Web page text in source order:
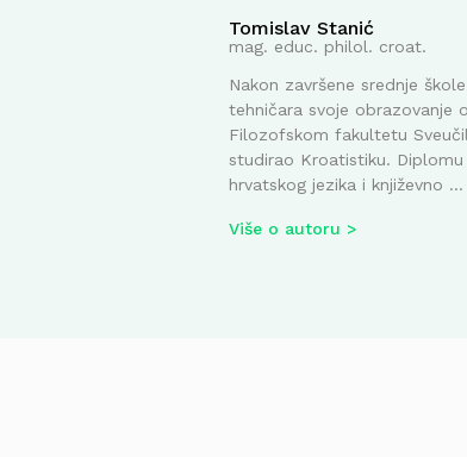
Tomislav Stanić
mag. educ. philol. croat.
Nakon završene srednje
tehničara svoje obrazovanje
Filozofskom fakultetu
studirao Kroatistiku. Diplomu
hrvatskog jezika i književno ...
Više o autoru